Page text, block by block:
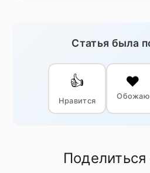
Статья была
👍
Нравится
❤️
Обожаю
Поделиться